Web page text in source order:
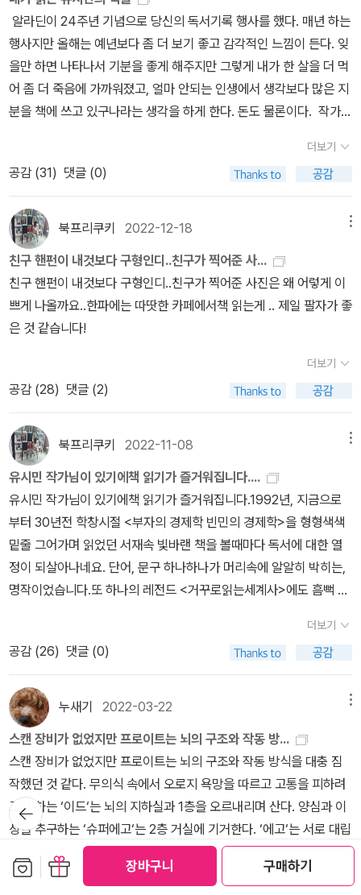
장바구니 구매하기
어디로 조준이 되어야 할 것인가. 혹은 우리의 생이라는 시간의 화살
이 어떤 과녁으로 조준될 것인가를 그는 묻고 있다.또한 이 즐거운 일
이 가치와 의미의 긍정적인 느낌으로 승화되고 주변의 이웃과 소통을
통하여 일종의 연대로 하며 공통 체적인 선을 지향하기를 권한다.(개
인적으로는 블로그에 댓글로 소통으로 주고받는 역할도 어쩌면 일종
리고자 하는 시점에서 이 책이 나왔음이 개인적으로도 상당한 반향을
불러일으킨다. 종종 직장 동료나 이웃이나 혹은 친구에게 묻는다. 은
퇴를 하면 무얼 할 것인가? 어떤 것을 할 꺼리는 있는가? 지금 당장
하고 있는 즐거운 가치와 의미의 일은 하고 있는가? 다시 말하자면
인생 2막에는 어떤 시간으로 마지막을 준비할 것인가에 대한 질문과
도 같다. 메멘토 모리. 시간은 결국은 죽음이요 내가 살아온 나이만큼
나는 죽어온 것이고 앞으로 죽어갈 것이라는 절대적인 유한성 앞에서
그 어느 누구도 자유로울 수는 없는 인간의 '근원적인 부조리'라는 것
이다. 그의 이야기는 담담하고도 의연해질 것을 주장한다. 문제는 어
다. 이때까지 다행히도 난 사진을 조금씩 알아 왔다. 이에 앞서 많은
포스팅에서도 밝혔듯이 이 순간의 의미와 가치에 있어서 시간을 거부
하지 않고 마주할 수 있었다는 점에서 한편으로는 그의 정치적인 영
광과 역경보다는 일찍 직시할 수 있었다는 점에서 좀 더 일찍 욕먹지
지심처럼 자연발생적 본능성과 결부된 불행의 곁에서 내가 외면하지
않으면서도 끼여 들 수 있는 것도 분명 한계가 있다. 아프리카 시에라
리온의 민족 분쟁과 기아의 아이들에게 내가 해줄 수 있는 방법은 대
단히 제한적이며 때론 아무런 손을 쓸 수없는 무력감과 분노에 스스
그렇다. 누군가 아플 때는 최소한의 연민과 동정일 뿐 결정적으로 해
결할 수 있는 방법은 우리 모두는 가지고 있지 않다. 개인적으로도 모
정작 내가 해줄 수 있는 것이라 봐야 고작 어머니의 아기 때 모습처럼
다독이는 것뿐, 아무런 역할도, 어머니의 인생에 아무런 도움도 되질
못한다. 이것은 인간 자신 스스로가 안고가야 할 필연적으로 넘는 각
기 개별적인 인생의 큰 산을 넘는 힘겨운 시간임을 부인하기 어렵
다. 자신과 이별해야 하는 두려운 질환이다. 자신과 자신의 주체성의
상실은 육신은 살았으되 이미 정신은 죽어 버렸으니까. 세상에 던져
진 모든 존재는 늘 이렇게 근본적으로 부조리하다. 아무리 모든 생명
의 삶이 근원적인 부조리하다 한들, 오늘도 누구와 결혼을 하며 SEX
로 관계를 맺고 임신을 하고 출산하고 있으며 세상에 탄생된 모든 유
계속 진화하는 것 또한 사실이다. 지난 18대 대통령 선거에서 진보주
의는 패배했지만, 결코 낙심하지 않아야 할 이유가 여기에 있다. 201
2년 박근혜 후보가 당선되었지만 그의 정책 공약은 5년 전 낙선했던
진보진영 대통령 후보의 공약도바 더 진보적이었다. 진보 세력은 선
거에 졌을 뿐 역사에서 패배한 것이 아니다. 대한민국은 옳은 방향으
붕'에는 빠지지 않았으면 좋겠다.(본문 259쪽)자유인 유시민의 선동
낙심하지 않은 진보는, 패배를 추스려 다시 연대한다. 연대하기 위해
선 공감하는 능력을 키워야 한다. 타인의 고통에 분노하는 것은 나의
유전자가 아니다. 나의 각성된 가슴이 분노하는 것이다. 각성된 마음
들이 모여 사회적 약자를 보듬어 더불어 전진해야 한다. 누군가는 목
숨을 버려 진보를 지켜내고, 누군가는 촛불을 들거나, 누군가는 SNS
로 그 가치를 실어 나른다. 누군가는 직업 정치인으로 나서고, 누군가
는 평범한 시민으로 그 정치인의 후원자가 된다. 모두가 소중한 일이
다. 유시민은 이제 직업정치인이라는 불편한 옷을 벗고 자신이 가장
의 가치를 실현하기를 바란다. 결국 '나다운' 길을 찾아 놀고 일하고
사랑하되, '공동선'을 위해 뜨겁게 연대하는 삶. 유시민은 이제 자유인
이 되어 그것을 힘껏 선동하고 있는 것이다. 덧붙이는 말_1. 이 책의
출간 직후, 숱한 언론은 내용 중 안철수 관련 부분만 발췌하여 마치 유
로 보이는 일부 서평과 SNS에선 유시민이 칼뱅을 비판한 부분이 부
각되는 것을 보았다. 이런 반응이야말로, 유시민이 정치인으로서 좌
절할 수밖에 없었던 우리 사회의 정황, 그에 대한 지독한 편견을 단적
으로 보여주는 것이 아닐까 한다. 내가 보기에 유시민은, (문재인과
고, 칼뱅에 대한 유시민의 비판도 별로 흠 잡을 것 없어 보였다(오히
려 그 용기가 부러웠다). 더욱이 이 부분들은 전체 맥락에서 볼 때, 그
패한 대통령이라고 생각한다. 유시민도 좋아하지만, 실패한 정치인이
라고 생각한다. 그들이 너무 곧고 옳기 때문에 실패했다고 말하고 싶
지 않다. 그들의 오류는, 그들 스스로 고백한 것으로 갈음하자. 난 안
철수가 미심쩍다. 솔직히 그렇게 좋아하지 않는다. 박은주 김영사 대
표의 말대로, 그의 담론은 늘 원론에 머물렀다. 우리나라 현실에서 안
철수식 모델을 보편화할 수도 없다고 생각한다. 그가 말하는 진보의
가치가 무엇인지 아직 잘 모르겠다. 그럼에도, 안철수가 정치인으로
는 성공하길 바란다. 안철수가 이 책을 읽었으면 좋겠다. 정치인 유시
민의 실패와 좌절, 자유인 유시민이 생각하는 진보의 가치는, 정치인
어린 직원이 나에게 아직 철이 덜 든 같다는 말을 들었다. 크라잉넛에
대한 이야기와 그런 밴드를 좋아하는 나, 사실 크라잉넛은 나이 40을
바라보는 중년이다. 그런 중년을 바라보는 남자들의 음악에 지난 청
춘이나 지금도 같이 머리를 흔들고 목소리를 지를 나에게 철없어 보
일지 모른다. 철이 없다는 것에 대해 나는 이제 오히려 좋겠다고 받아
들인다. 철이 들었다란 무엇인가? 과연 그 철이란 어떤 것을 말하는
가? 그것은 인생을 말하는 것일 터이다. 계산적이고 이기적이고 현실
의 부정함에 타협하는 것에서 말이다. 나라고 계산적이고 이기적인
거나 또는 개인적 업무를 한다. 물론 현실의 부정함에 타협할 수밖에
없는 내 자신을 보고 있다. 힘이 없기에 그래서 그것을 극복하고 싶기
에 철이 없어지고 싶었다.그런다고 내 행동에 책임을 회피하거나 내
마음대로 하는 것은 아니다. 저자인 유시민도 이 책에서 가장 많이 인
용하는 저자와 책이 존 스튜어트 밀의 <자유론>이다. 자유에 대한 책
임과 그것에 대한 자신의 의지가 중요하다. 하지만 한국에서 그 의지
인에 대한 존재적 공감, 나는 정의에 대해 생각하면 그다지 기분이 좋
지 않다. 현실에 대한 정의란 그저 쓰레기도 못한 허울 명제이다. 우리
모두가 행복해야 한다고 하나, 사실을 그렇지 않다.병원에서 언제 죽
을지 모를 사람을 붙잡아 두고 생명장치를 연결하나 그는 다시 말을
하고 걸어다닐 수 없다. 심지어 의식조차 있다고 볼 수 없다. 하지만
그의 죽음을 인정하지 않는다. 오히려 안락사에 대해 반박하고 생명
윤리를 논한다. 그러면서도 길거리에 얼어주는 노숙자나 독거노인,
소외된 사람들의 죽음에 대해 생명윤리를 제외시킨다. 결국 그 논리
란 무엇이냐 말인가? 거울뉴런이란 단어가 참 신기했다. 내가 아닌
타인의 고통에 반응하여 인간이 거기에 대하여 사회적인 고민과 동시
에 새로운 변화를 주려는 감정적 반응을 말이다.칸트의 <실천이성
비판>을 보면 인간이 자신이 아닌 타인은 그 수단이 아닌 그 목적으
정언명령이라고 한다. 그러나 현실에서 보이는 정언명령이란 어려운
모양이다. 당장 먹고사는 것도 중요하는 것은 인정하나 결국 그 사회
적 합의가 모두에게 좋은 결과를 돌아오기를 바라지 않는다. 지금 조
금이라도 보이는 작은 이익, 그것에 모든 사람들은 순간적으로 반응
한다. 어떻게 살 것인가에서 내가 살아가는 것은 나만이 사는 것이 아
니라 타인과의 연대로서 시작된다. 인간은 정치적 동물이라는 말이
있다. 그렇기에 살아가는 세상을 혼자가 아니라 다수의 존재라는 것
을 인지하고, 공동선을 추구하는 것이 바를 것이다. 개인적으로 존 롤
즈의 <만민법>이란 책을 보면서 인간은 공공선이란 정해진 공중도덕
을 지나 공동선을 추구하여 좀 더 나은 세상을 만들어야 한다고 생각
한다. 딱히 진보와 보수를 나누는 것이 중요한 것이 아니라 어떻게 살
관한 이야기를 꺼내면서, ' 이 사람은 이런 좋은 이야기를 할 자격이
되나? ' 아마도 의아해 하는 독자가 있을 것이다. 내가 하려는 말이 바
로 그것이다.' (p. 178)' 나는 나와 의견이 다른 사람에 대해 적대감을
느꼈다. 남이 나를 있는 그대로 인정하고 존중해 주기를 원하면서도
남을 이해하려는 노력을 적게 했다. 그렇게 하면 소통과 협력을 이루
어 내기 어렵다. ' (p. 186)이제, 그는 소통과 인간관계의 비결은 자기
마음을 닦는 것임을 마음 속 깊은 곳으로부터의 성찰로 깨닫게 되었
으리라.그밖에도 '아이를 옳게 사랑하는 방법' 으로 부모들이 저지를
행복을 대신 판단하는 것에 대하여도 말한다.특히, 18대 대통령 선거
나, 오늘날의 정치에 대한 생각들도 여러 페이지에 걸쳐서 언급을 한
다.이런 이야기를 유시민이 어떤 매체를 통해서 말로 전달했다면 그
의 억양이나 어조 등으로 인하여 글로 쓰는 것보다는 좀 강하게 느껴
질 수도 있었을 것이다. 그러나, 그의 글쓰기 능력은 자타가 인정해 주
는 것이기에 책을 통해서 그의 생각을 읽게 되니, 그동안의 마음 고생
게 다가온다는 생각이 든다. 이제, 그는 정치계를 떠났으니, 자유인으
로서 많은 독자들에게 지식 소매상으로서의 임무를 잘 해 주면 좋겠
다는 생각이 든다. 이 책은 자유인으로서의 '유시민다운 인생'을 살아
가기로 하면서 펴낸 첫 책이기에 그에게도 의미있는 책이고, 독자들
에게도 관심있게 읽을 수 있는 책이고 할 수 있을 것이다.
본 사람들은 아마 비웃을 것이다. 당신이 사납지 않다고? 그렇다. 나
는 사납지 않다. 그런데 어떤 상황에서는 나도 모르게 분노가 치민다.
그 분노를 감추어야 한다고 생각하지만 실패할 때가 많다. 분노를 억
누르는 데 겨우 성공하는 경우에는 나도 모르게 냉소적으로 변한다.
내 안에 내가 아닌 누군가 있는 것만 같다. 이게 뭐지? (유시민, 『어떻
토론 방송 프로그램에 패널로 참가한 적이 있었다. 그는 자신에게 향
를 꺾이게 하였는데 이 장면은 ‘토론 잘하는 정치인’으로서의 이미지
를 대중에게 다시 한 번 부각시켜줬다. 상대방의 견해를 잘못된 점을
지적하고 동시에 자신의 견해를 상대방으로 하여금 동의하게 하기 위
해서는 냉철한 이성이 묻어 나 있는 화술이 가장 중요하다. 그러나 유
전 의원의 토론식 화술은 정치판에서 다른 의원을 설득하거나 그 의
견을 반박했을 때 크게 먹혔을지 몰라도 정치 인맥 관계에는 마이너
스 요인으로 작용했다. 김영준 민통당 전 최고위원은 유 전 의원을 가
리켜 “저렇게 옳은 소리를 저토록 싸가지 없이 말하는 재주는 어디서
자’(?)로 통했다고 할 수 있다. 유시민 안에 있는 '누군가'는 바로 중요
한 상황에 냉철하게 승부를 걸 줄 알고, 부조리한 상황 앞에서 분노할
줄 아는 '상남자' 유시민인 것이다. '어떻게 내려놓을 것인가'. '내려
놓음'의 진수를 보여주다이 책을 읽어나갈수록 유 전 의원의 솔직담
백한 고백은 흥미로울 수도 있고 또 한편으로는 거부감이 느껴질 수
있을 것이다. 대학 시절 사회주의 사상을 공부했지만, 사회주의자가
아니라고 밝힌 내용과 유물론의 철학적 가치를 설명하는 대목이 눈에
띈다. “유시민도 피를 속일 수 없는 종북이었어.” ‘젊은 보수’를 자처
면서 이 책을 자기 합리화의 변명을 모아 놓은 산물이라고 말할지도
모르겠다. 요즘 ‘종북’이라는 오명 때문에 ‘진보’의 참된 의미가 씨알
도 안 먹히는 세상인 만큼 자기 검열의 옷을 크게 벗은 유 전 의원의
글은 오독의 여지가 있다. 누군가는 또 이렇게 말할 것이다. 이번에 나
온 책이 자신의 종북 이미지를 탈피하는 동시에 정계 복귀를 노리는
의도적인 글쓰기가 아니냐고.‘종북’이라면 분노의 치를 떠는 내가 생
각하기에 이러한 오독의 유형이 실제로 있다면 그것은 난센스라고 여
기고 싶다. 유 전 의원이 독일에서의 생활을 통해서 배운 '진보'와 요
즘 우리나라에 자주 거론되는(특히 통진당) '진보'의 의미는 하늘과
땅 차이다. 표독스러우면서 싸가지 없는 진보적 정치인 유시민이 기
억나는 독자는 이 책을 읽기 전에 반드시 자신의 감정부터 정치적 자
기 검열을 거칠 것을 권한다.
일반적으로 사람들은 외향적으로 보이
침묵: 과거 유시민 저자는 민주화 운동과 정의를 외치며 정계에 입문
했으나, 지속적으로 제기되어 온 부정선거 의혹에 대해서는 철저히
침묵하거나 방조해 왔다는 비판을 받는다. 선거 제도의 투명성을 감
시해야 할 지식인의 책무를 저버린 행보이다.• 진영 방어를 위한 여론
왜곡: 저자는 중앙선거관리위원회의 시스템적 허점이나 투·개표 과정
국민을 ‘현실 부정’으로 몰아세우며 진영의 이익만을 대변해 왔다.•
과거 행적과의 모순: 스스로를 ‘어리석은 권력에 저항하는 지식인’으
로 포장하지만, 정작 민주주의의 근간을 흔드는 선거 부정 의혹 앞에
서는 철저히 기득권 수호자 및 프로파간다 생산자의 태도를 취하는
위선적 모순을 드러내고 있다. 3. '그의 운명에 대한 아주 개인적인 생
각'의 선동적 본질 비판• 객관성 상실과 인상비평: 이 책은 국가 수반
의 거취와 운명을 논하면서도 객관적 사실이나 헌법적 절차에 근거하
기보다는 저자의 주관적 혐오와 감정적 인상비평에 의존하고 있다.•
침팬지 비유를 통한 인격 모독과 갈라치기: 책에서 권력자를 침팬지
무리의 ‘고블린’에 비유하는 자극적인 수사를 사용하는 것은 정당한
적대감을 극대화하려는 의도적인 갈라치기 전술인 것이다. • 파멸적
결론 유도와 헌정 흔들기: '윤석열이라는 병'과 같은 극단적 언어로 대
중에게 위기감을 주입하고, 임기 중단이나 탄핵과 같은 파멸적 결론
을 당연한 미래인 것처럼 유도하였다. 이는 헌정 질서의 안정성보다
는 정파적 승리만을 목적으로 하는 선동 정치의 전형이다. <결론>유
시민의 책 <그의 운명...>은 겉으로는 '정치 비평의 품격'을 표방하지
만, 속으로는 절차적 정당성이 의심받는 선거 결과를 아전인수식으로
해석해 대중을 기만하는 선동서에 불과하다. 부정선거 혐의에 침묵하
며 왜곡된 여론을 진짜 민의로 포장하려는 저자의 행적은, 이 책이 가
있다. 선관위와 더불어민주당의 조직적인 부정선거 프로젝트에 저자
가 얼마만큼 깊이 관여해왔는지는 아직 밝혀지지 않았지만, 개표 방
송에서 유시민이 예측한 의석수와 투표율이 선관위 발표 자료와 놀라
우리만치 일치해왔던 점을 상기하면, 삼척동자도 눈치챌 수 있을 것
이다. 아울러, 사이비 지식인의 정략적 선동물이 무지한 그리고 선량
한 국민들의 사상을 얼마나 쉽게 포섭할 수 있고, 나아가 정권 탈취를
위한 수단으로까지 악용될 수 있는지를 여실히 보여주는 역사적인 실
례가 바로 이 책 <그의 운명에 대한 아주 개인적인 생각>인 것이
다. 이 책을 읽고 무심코 선동에 넘어가거나 동조했던 독자들도 심각
히 반성해야 할 시점이다.
알라딘이 24주년 기념으로 당신의 독서기록 행사를 했다. 매년 하는
행사지만 올해는 예년보다 좀 더 보기 좋고 감각적인 느낌이 든다. 잊
을만 하면 나타나서 기분을 좋게 해주지만 그렇게 내가 한 살을 더 먹
어 좀 더 죽음에 가까워졌고, 얼마 안되는 인생에서 생각보다 많은 지
분을 책에 쓰고 있구나라는 생각을 하게 한다. 돈도 물론이다. 작가
의하면 내가 구입한 유시민 책은 고작 4권 뿐이었다. 그의 책을 직접
사기도 샀지만 내 계정이 아닌 다른 경로로 샀거나 아주 일부는 도서
관, 그리고 역시 극히 일부는 알라딘을 이용하기 이전에 직접 서점에
서 샀던 것 같다. 이런 불일치는 대충 그렇게 설명이 된다. 이번에 나
온 그의 '문과남자의 과학공부'를 보면서 유작가가 나보다 훨씬 대단
한 분이지만 나와 비슷한 면이 있다고 생각되어 무척 좋았다. 나 역시
전형적인 문과생이지만 과학책을 꾸준히 보고 이젠 인문학 책보다 과
학교양서가 인간 이해에 대해 더 대단하고 얻을 것이 많다는 생각을
하기 때문이다. 비유적으로 나는 인간이라는 학문이 있다면 그것의
뼈대와 주요 근간을 이루는 총론은 과학이 설명하고 있으며 다양하게
나타나는 문명을 비롯한 인간이 만들어낸 학문과 각종 현상의 구체적
는 물론 동등하지만 총론을 벗어난 각론은 의미가 없다고 생각하며,
때론 각론도 총론에 유의미한 방향성이나 시사점을 줄 수 있다고 생
각하기도 한다. 유시민과 내가 과학책을 보게 된 계기도 비슷하다. 어
디까지나 우연과 약간의 필요성 때문이었는데 막상 읽고 나니 사회과
학과 철학에서 채워주지 못한 인간 근본에 대한 이해욕망을 채워주어
향후 독서 비중에서 가장 중요한 위치를 차지하게 된 것도 그렇다. 이
렇게 생각보다 많이 본 유시민의 책을 이번에 정리해보았다.1. 부자의
경제학과 빈민의 경제학 유시민은 지금은 작가이자, 주요 시사 프로
가였고 원래는 대학의 경제학도였다. 그런 유시민이니 당연히 경제학
책이 한 권쯤 있을 만하다. 젊어서 빈부격차와 독재정권의 폐해에 대
해 고민했던 그였기에 부자를 위한 경제학과 빈자를 위한 경제학을
구분하고 관심을 갖는 것이 당연했다. 이 책은 그런 성향을 가지 경제
학자들의 삶과 그들의 경제학을 정리한 것이다. 대학 초년때 읽은 책
으로 무척 오래되었다. 개정판으론 더 이상 나오지 않는 것 같기도 하
다.2. 거꾸로 읽는 세계사 유시민의 책 중 초창기에 가장 성공한 책이
란 생각이다. 지금이야 잘 드러나있지만 20-30년전 만해도 숨겨진
역사는 대중에 많이 알려져 있지 않았다. 숨겨진 역사란 국가권력이
나 서구열강국가들에 희생된 그 국가의 사람들이나 피해국가의 상황
들이다. 거꾸로 읽는 세계사를 통해 드레퓌스 사건을 알게 되었고 젊
은 날에 적지 않은 충격을 받았던 기억이 난다. 베트남전 역시 충격이
더보기
공감 (31) 댓글 (0)
북프리쿠키 2022-12-18
친구 핸펀이 내것보다 구형인디..친구가 찍어준 사...
친구 핸펀이 내것보다 구형인디..친구가 찍어준 사진은 왜 어렇게 이
쁘게 나올까요..한파에는 따땃한 카페에서책 읽는게 .. 제일 팔자가 좋
은 것 같습니다!
더보기
공감 (28) 댓글 (2)
북프리쿠키 2022-11-08
유시민 작가님이 있기에책 읽기가 즐거워집니다....
유시민 작가님이 있기에책 읽기가 즐거워집니다.1992년, 지금으로
부터 30년전 학창시절 <부자의 경제학 빈민의 경제학>을 형형색색
밑줄 그어가며 읽었던 서재속 빛바랜 책을 볼때마다 독서에 대한 열
정이 되살아나네요. 단어, 문구 하나하나가 머리속에 알알히 박히는,
명작이었습니다.또 하나의 레전드 <거꾸로읽는세계사>에도 흠뻑 취
게 했습니다.위의 4권보다는 약하지만나름 의미있었던 책이<나의한
국현대사>,<역사의역사>였구요.평범하면서, 때론 실망스러웠던 책
이<유시민의글쓰기특강><유시민의공감필법><표현의기술>이었네
요.공저책이나 정치적 성향(혹은 장관의 자리에 계실때 펴낸 책)의 책
을 제외하면<후불제민주주의><어떻게살것인가><유시민의경제학
카페> 정도가 남았습니다. 멀쩡한 사람도 3류가 되는 정치판에 끼어
들지 않고작가의 길을 걷고 있는 의지와 신념을 응원하며, 뭐든지 좋
으니책 많이 써주시길 바랍니다.아내 한혜경님의 사진과 함께아테네,
로마, 이스탄불, 파리에서유시민 작가가 새롭게 들여다 본 것은 무엇
인지 함께 여행 출발!
더보기
공감 (26) 댓글 (0)
누새기 2022-03-22
스캔 장비가 없었지만 프로이트는 뇌의 구조와 작동 방...
스캔 장비가 없었지만 프로이트는 뇌의 구조와 작동 방식을 대충 짐
작했던 것 같다. 무의식 속에서 오로지 욕망을 따르고 고통을 피하려
고만 하는 ‘이드‘는 뇌의 지하실과 1층을 오르내리며 산다. 양심과 이
상을 추구하는 ‘슈퍼에고‘는 2층 거실에 기거한다. ‘에고‘는 서로 대립
하면서 공존하는 ‘이드‘와 ‘슈퍼에고‘의 변증법적 통일이다. ‘이드‘는
호시탐탐 ‘슈퍼에고의 통제에서 벗어날 기회를 노린다. ‘이드‘가 탈출
더보기
뒤로가
기